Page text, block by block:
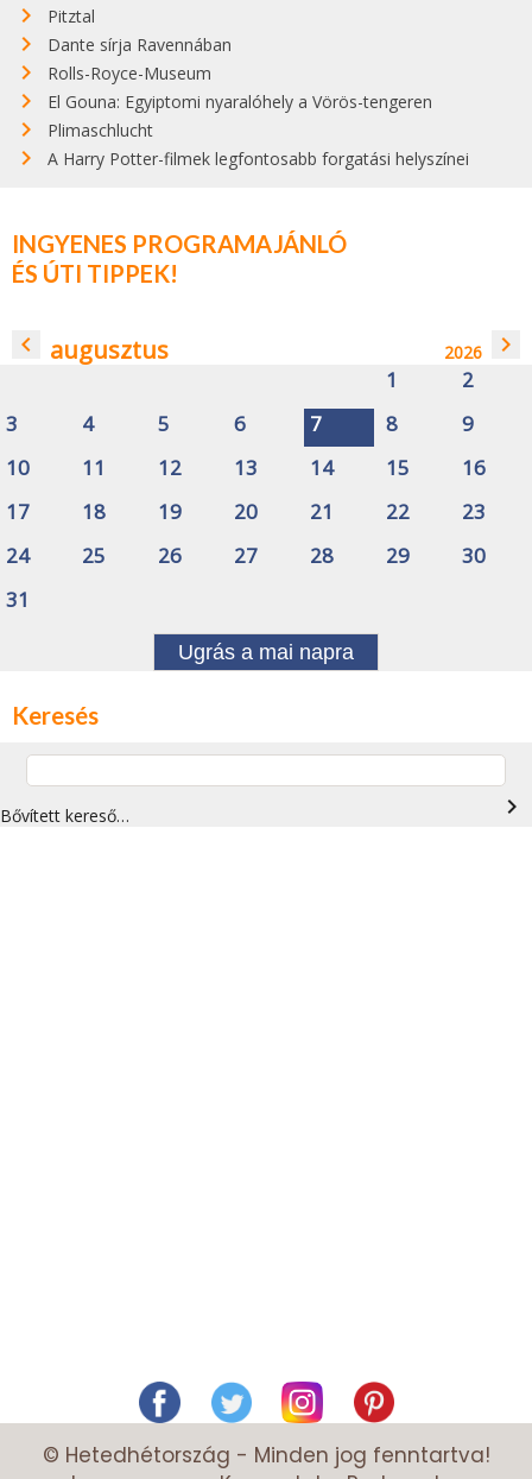
Pitztal
Dante sírja Ravennában
Rolls-Royce-Museum
El Gouna: Egyiptomi nyaralóhely a Vörös-tengeren
Plimaschlucht
A Harry Potter-filmek legfontosabb forgatási helyszínei
INGYENES PROGRAMAJÁNLÓ
ÉS ÚTI TIPPEK!
navigate_before augusztus 2026 navigate_next
1
2
3
4 5 6 7 8
9
10
11 12 13 14 15
16
17
18 19 20 21 22
23
24
25 26 27 28 29
30
31
Ugrás a mai napra
Keresés
Bővített kereső… navigate_next
© Hetedhétország - Minden jog fenntartva!